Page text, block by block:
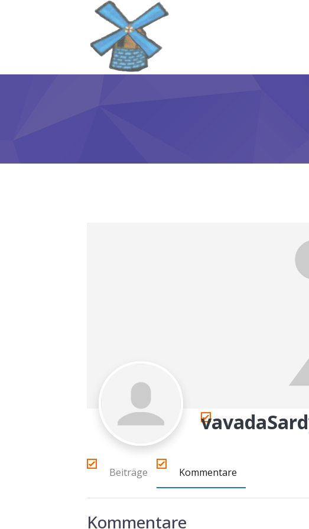
Beiträge Kommentare
Kommentare